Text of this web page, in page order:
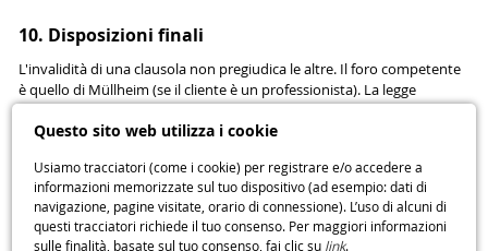
Questo sito web utilizza i cookie
Usiamo tracciatori (come i cookie) per registrare e/o accedere a
informazioni memorizzate sul tuo dispositivo (ad esempio: dati di
navigazione, pagine visitate, orario di connessione). L’uso di alcuni di
questi tracciatori richiede il tuo consenso. Per maggiori informazioni
sulle finalità, basate sul tuo consenso, fai clic su link.
10. Disposizioni finali
L'invalidità di una clausola non pregiudica le altre. Il foro competente
è quello di Müllheim (se il cliente è un professionista). La legge
applicabile è quella della Repubblica Federale Tedesca, esclusa la
Convenzione di Vienna. Per i consumatori, questa clausola si applica
11. Risoluzione online delle controversie
Piattaforma ODR della Commissione Europea: